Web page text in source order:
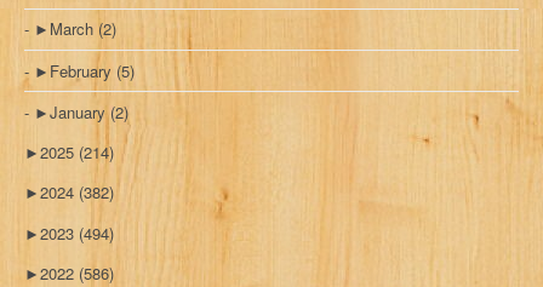
► March (2)
► February (5)
►January(2)
►2025 (214)
►2024 (382)
►2023 (494)
►2022 (586)